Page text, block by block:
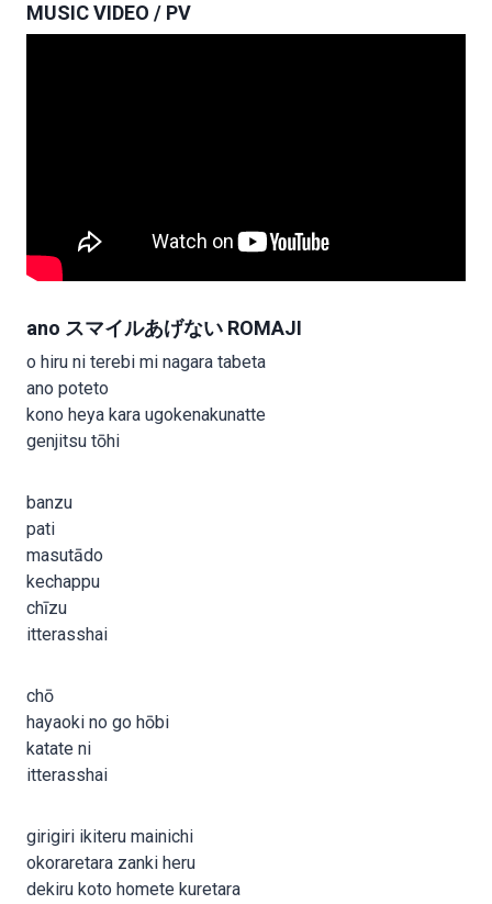
MUSIC VIDEO / PV
ano スマイルあげない ROMAJI
o hiru ni terebi mi nagara tabeta
ano poteto
kono heya kara ugokenakunatte
genjitsu tōhi
banzu
pati
masutādo
kechappu
chīzu
itterasshai
chō
hayaoki no go hōbi
katate ni
itterasshai
girigiri ikiteru mainichi
okoraretara zanki heru
dekiru koto homete kuretara